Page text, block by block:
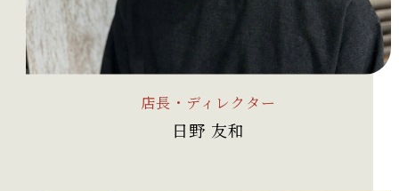
店長・ディレクター
日野 友和